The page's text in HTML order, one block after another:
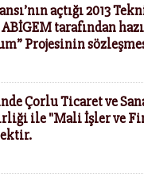
açtığı 2013
tarafından
Projesinin
Çorlu Ticaret ve
ile "Mali İşler ve